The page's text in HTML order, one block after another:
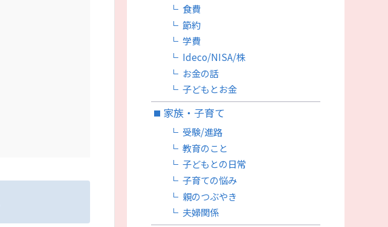
食費
節約
学費
Ideco/NISA/株
お金の話
子どもとお金
家族・子育て
受験/進路
教育のこと
子どもとの日常
子育ての悩み
親のつぶやき
夫婦関係